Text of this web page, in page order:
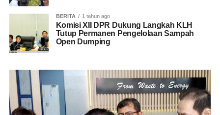
BERITA 1 tahun ago
Komisi XII DPR Dukung Langkah KLH
Tutup Permanen Pengelolaan Sampah
Open Dumping